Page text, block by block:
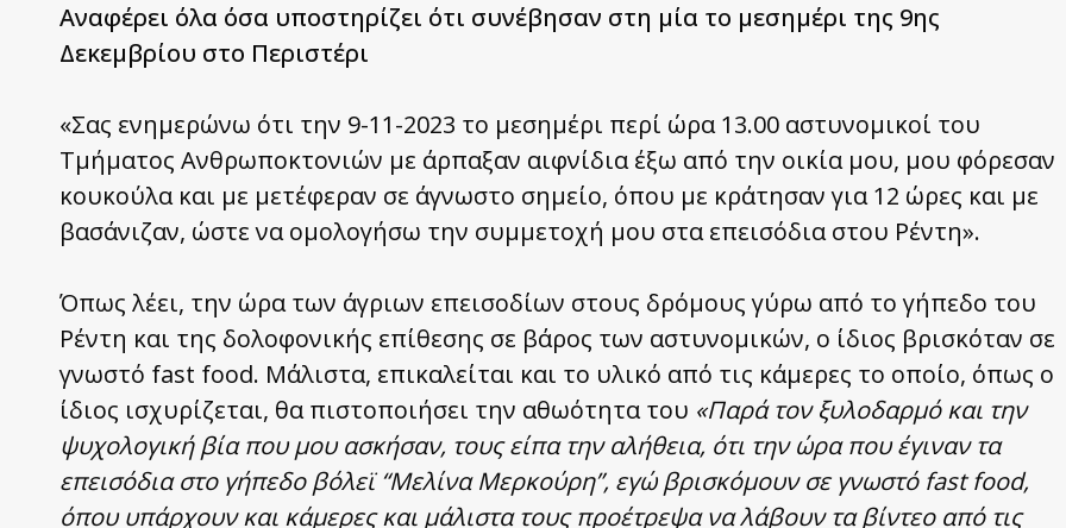
Αναφέρει όλα όσα υποστηρίζει ότι συνέβησαν στη μία το μεσημέρι της 9ης
Δεκεμβρίου στο Περιστέρι
«Σας ενημερώνω ότι την 9-11-2023 το μεσημέρι περί ώρα 13.00 αστυνομικοί του
Τμήματος Ανθρωποκτονιών με άρπαξαν αιφνίδια έξω από την οικία μου, μου φόρεσαν
κουκούλα και με μετέφεραν σε άγνωστο σημείο, όπου με κράτησαν για 12 ώρες και με
βασάνιζαν, ώστε να ομολογήσω την συμμετοχή μου στα επεισόδια στου Ρέντη».
Όπως λέει, την ώρα των άγριων επεισοδίων στους δρόμους γύρω από το γήπεδο του
Ρέντη και της δολοφονικής επίθεσης σε βάρος των αστυνομικών, ο ίδιος βρισκόταν σε
γνωστό fast food. Μάλιστα, επικαλείται και το υλικό από τις κάμερες το οποίο, όπως ο
ίδιος ισχυρίζεται, θα πιστοποιήσει την αθωότητα του «Παρά τον ξυλοδαρμό και την
ψυχολογική βία που μου ασκήσαν, τους είπα την αλήθεια, ότι την ώρα που έγιναν τα
επεισόδια στο γήπεδο βόλεϊ “Μελίνα Μερκούρη”, εγώ βρισκόμουν σε γνωστό fast food,
όπου υπάρχουν και κάμερες και μάλιστα τους προέτρεψα να λάβουν τα βίντεο από τις